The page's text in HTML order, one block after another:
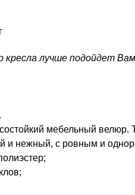
кресла лучше подойдет
мебельный велюр.
и нежный, с ровным и